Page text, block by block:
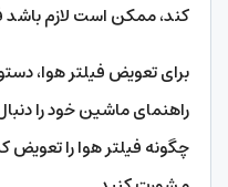
کند، ممکن است لازم باشد
برای تعویض فیلتر هوا،
راهنمای ماشین خود را
چگونه فیلتر هوا را تعویض